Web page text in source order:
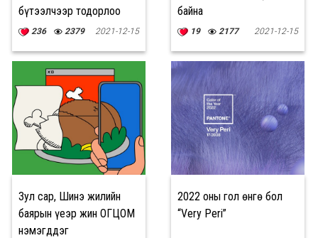
бүтээлчээр тодорлоо
236 2379 2021-12-15
байна
19 2177 2021-12-15
Зул сар, Шинэ жилийн
баярын үеэр жин ОГЦОМ
нэмэгддэг
2022 оны гол өнгө бол
“Very Peri”